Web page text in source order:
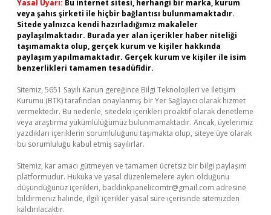
Yasal Uyarı: Bu internet sitesi, herhangi bir marka, kurum
veya şahıs şirketi ile hiçbir bağlantısı bulunmamaktadır.
Sitede yalnızca kendi hazırladığımız makaleler
paylaşılmaktadır. Burada yer alan içerikler haber niteliği
taşımamakta olup, gerçek kurum ve kişiler hakkında
paylaşım yapılmamaktadır. Gerçek kurum ve kişiler ile isim
benzerlikleri tamamen tesadüfidir.
Sitemiz, 5651 Sayılı Kanun gereğince Bilgi Teknolojileri ve İletişim
Kurumu (BTK) tarafından onaylanmış bir Yer Sağlayıcı olarak hizmet
vermektedir. Bu nedenle, sitedeki içerikleri proaktif olarak denetleme
veya araştırma yükümlülüğümüz bulunmamaktadır. Ancak, üyelerimiz
yazdıkları içeriklerin sorumluluğunu taşımakta olup, siteye üye olarak
bu sorumluluğu kabul etmiş sayılırlar.
Sitemiz, kar amacı gütmeyen ve tamamen ücretsiz bir bilgi paylaşım
platformudur. Hukuka ve yasal düzenlemelere aykırı olduğunu
düşündüğünüz içerikleri, backlinkpanelicomtr@gmail.com adresine
bildirmeniz halinde, ilgili içerikler yasal süre içerisinde sitemizden
kaldırılacaktır.